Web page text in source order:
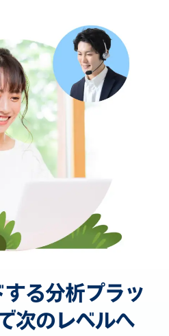
る分析プラッ
次のレベルへ